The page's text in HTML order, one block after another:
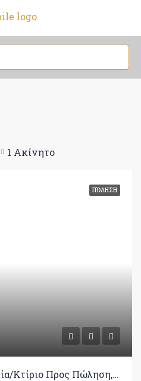
1 Ακίνητο
ΠΏΛΗΣΗ
1573624 – Πολυκατοικία/Κτίριο Προς Πώληση, Ανατολή, 330 τ.μ., €450.000